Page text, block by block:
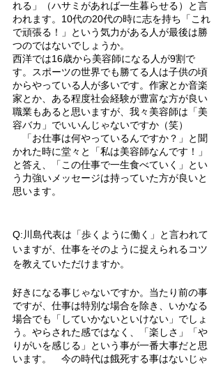
れる」（ハサミがあれば一生暮らせる）と言
われます。10代の20代の時に志を持ち「これ
で頑張る！」という気力がある人が最後は勝
つのではないでしょうか。
西洋では16歳から美容師になる人が9割で
す。スポーツの世界でも勝てる人は子供の頃
からやっている人が多いです。作家とか音楽
家とか、ある程度社会経験が豊富な方が良い
職業もあると思いますが、我々美容師は「美
容バカ」でいいんじゃないですか（笑）
「お仕事は何やっているんですか？」と聞
かれた時に堂々と「私は美容師なんです！」
と答え、「この仕事で一生食べていく」とい
う力強いメッセージは持っていた方が良いと
思います。
Q:川島代表は「歩くように働く」と言われて
いますが、仕事をそのように捉えられるコツ
を教えていただけますか。
好きになる事じゃないですか。当たり前の事
ですが、仕事は特別な場合を除き、いかなる
場合でも「していかないといけない」でしょ
う。やらされた感ではなく、「楽しさ」「や
りがいを感じる」という事が一番大事だと思
います。　今の時代は餓死する事はないじゃ